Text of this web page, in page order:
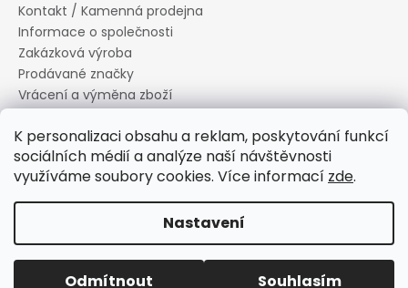
K personalizaci obsahu a reklam, poskytování funkcí
sociálních médií a analýze naší návštěvnosti
využíváme soubory cookies. Více informací zde.
Nastavení
Odmítnout Souhlasím
Kontakt / Kamenná prodejna
Informace o společnosti
Zakázková výroba
Prodávané značky
Vrácení a výměna zboží
Informace o souborech cookies
Reklamační řád
Obchodní podmínky
Copyright 2026Canard s.r.o.. Všechna práva vyhrazena.
Upravit nastavení cookies